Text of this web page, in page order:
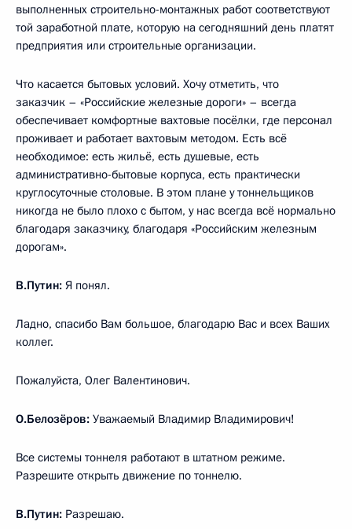
выполненных строительно-монтажных работ соответствуют
той заработной плате, которую на сегодняшний день платят
предприятия или строительные организации.
Что касается бытовых условий. Хочу отметить, что
заказчик – «Российские железные дороги» – всегда
обеспечивает комфортные вахтовые посёлки, где персонал
проживает и работает вахтовым методом. Есть всё
необходимое: есть жильё, есть душевые, есть
административно-бытовые корпуса, есть практически
круглосуточные столовые. В этом плане у тоннельщиков
никогда не было плохо с бытом, у нас всегда всё нормально
благодаря заказчику, благодаря «Российским железным
дорогам».
В.Путин: Я понял.
Ладно, спасибо Вам большое, благодарю Вас и всех Ваших
коллег.
Пожалуйста, Олег Валентинович.
О.Белозёров: Уважаемый Владимир Владимирович!
Все системы тоннеля работают в штатном режиме.
Разрешите открыть движение по тоннелю.
В.Путин: Разрешаю.